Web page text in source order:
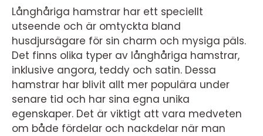
Långhåriga hamstrar har ett speciellt
utseende och är omtyckta bland
husdjursägare för sin charm och mysiga päls.
Det finns olika typer av långhåriga hamstrar,
inklusive angora, teddy och satin. Dessa
hamstrar har blivit allt mer populära under
senare tid och har sina egna unika
egenskaper. Det är viktigt att vara medveten
om både fördelar och nackdelar när man